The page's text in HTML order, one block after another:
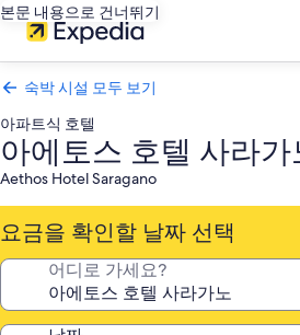
본문 내용으로 건너뛰기
숙박 시설 모두 보기
아파트식 호텔
아에토스 호텔 사라가
Aethos Hotel Saragano
요금을 확인할 날짜 선택
어디로 가세요?